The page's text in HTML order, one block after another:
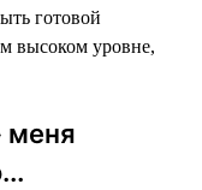
готовой
высоком уровне,
меня